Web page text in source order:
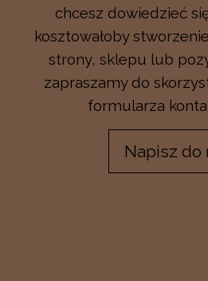
chcesz dowiedzieć
kosztowałoby
strony, sklepu lub
zapraszamy do
formularza
Napisz do